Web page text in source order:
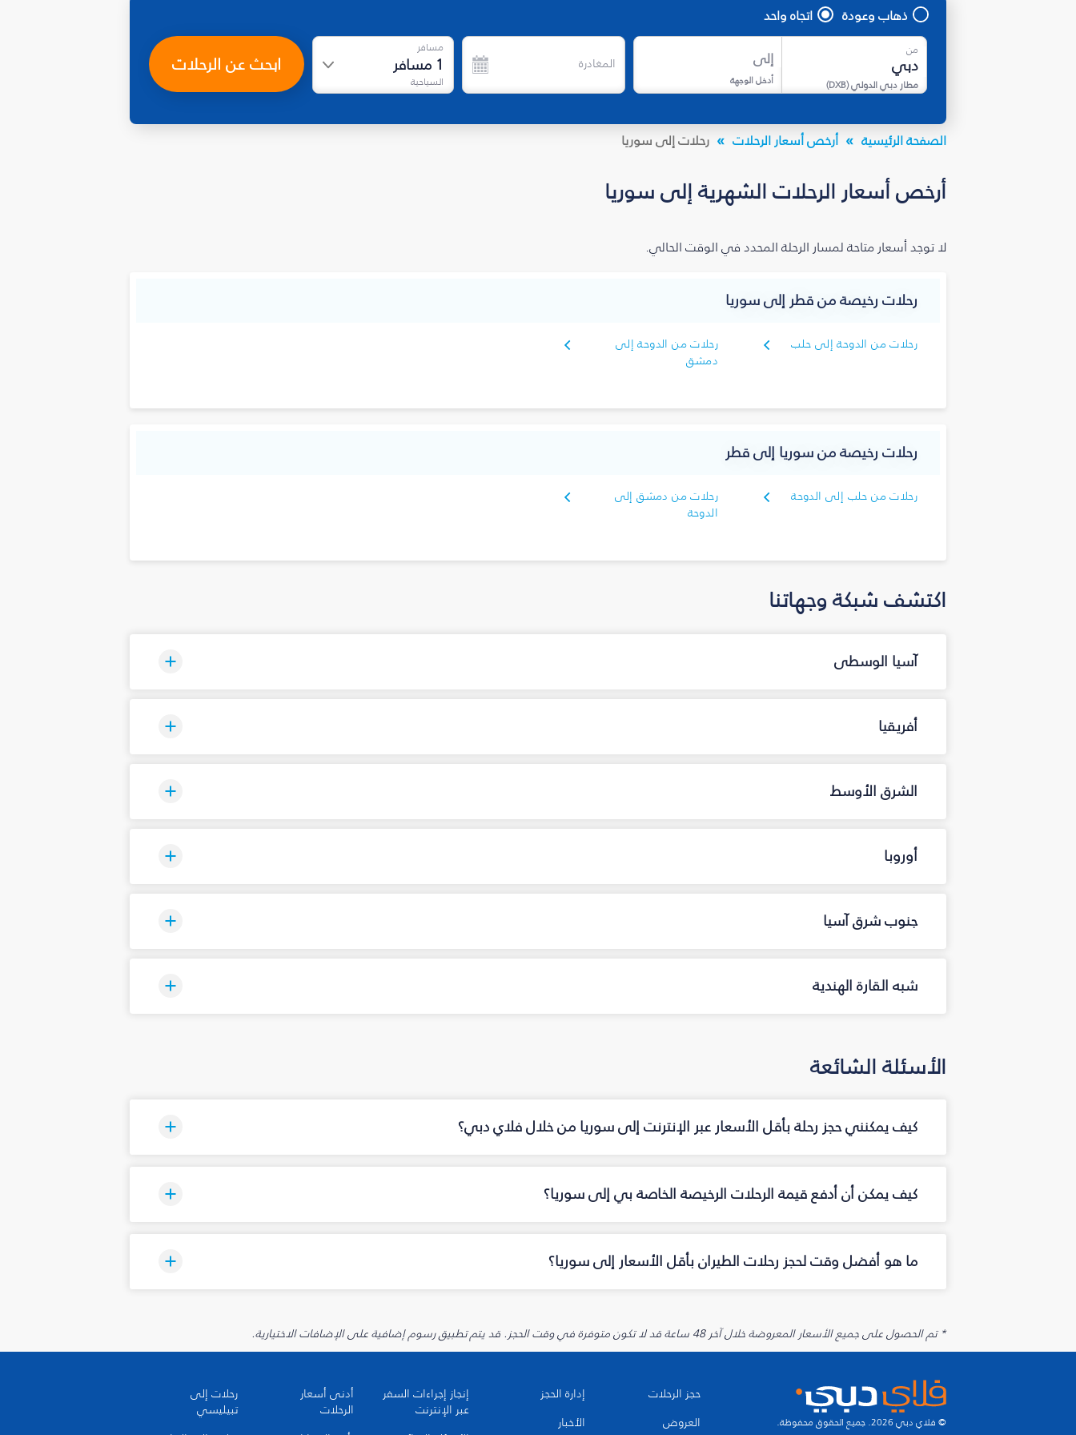
ذهاب وعودة اتجاه واحد
من
مطار دبي الدولي(
DXB
)
إلى
أدخل الوجهة
المغادرة
مسافر
1 مسافر
السياحية
ابحث عن الرحلات
الصفحة الرئيسية أرخص أسعار الرحلات رحلات إلى سوريا
أرخص أسعار الرحلات الشهرية إلى سوريا
لا توجد أسعار متاحة لمسار الرحلة المحدد في الوقت الحالي.
رحلات رخيصة من قطر إلى سوريا
رحلات من الدوحة إلى حلب
رحلات من الدوحة إلى
دمشق
رحلات رخيصة من سوريا إلى قطر
رحلات من حلب إلى الدوحة
رحلات من دمشق إلى
الدوحة
اكتشف شبكة وجهاتنا
آسيا الوسطى
أفريقيا
الشرق الأوسط
أوروبا
جنوب شرق آسيا
شبه القارة الهندية
الأسئلة الشائعة
كيف يمكنني حجز رحلة بأقل الأسعار عبر الإنترنت إلى سوريا من خلال فلاي دبي؟
كيف يمكن أن أدفع قيمة الرحلات الرخيصة الخاصة بي إلى سوريا؟
ما هو أفضل وقت لحجز رحلات الطيران بأقل الأسعار إلى سوريا؟
* تم الحصول على جميع الأسعار المعروضة خلال آخر 48 ساعة قد لا تكون متوفرة في وقت الحجز. قد يتم تطبيق رسوم إضافية على الإضافات الاختيارية.
© فلاي دبي 2026. جميع الحقوق محفوظة.
حجز الرحلات
العروض
إدارة الحجز
الأخبار
إنجاز إجراءات السفر
عبر الإنترنت
أدنى أسعار
الرحلات
رحلات إلى
تبيليسي